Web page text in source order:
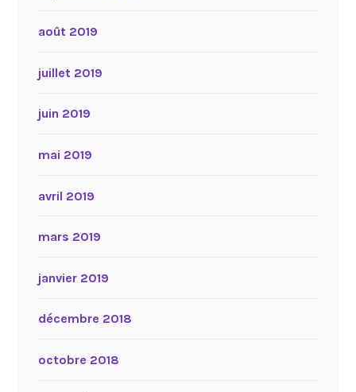
août 2019
juillet 2019
juin 2019
mai 2019
avril 2019
mars 2019
janvier 2019
décembre 2018
octobre 2018